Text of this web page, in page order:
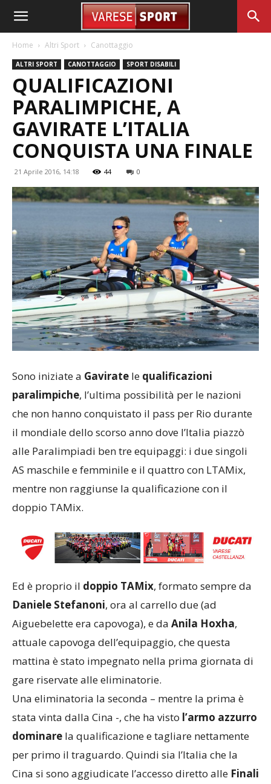
Home Altri Sport Canottaggio
ALTRI SPORT CANOTTAGGIO SPORT DISABILI
QUALIFICAZIONI
PARALIMPICHE, A
GAVIRATE L’ITALIA
CONQUISTA UNA FINALE
21 Aprile 2016, 14:18 44 0
Sono iniziate a Gavirate le qualificazioni
paralimpiche, l’ultima possibilità per le nazioni
che non hanno conquistato il pass per Rio durante
il mondiale dello scorso anno dove l’Italia piazzò
alle Paralimpiadi ben tre equipaggi: i due singoli
AS maschile e femminile e il quattro con LTAMix,
mentre non raggiunse la qualificazione con il
doppio TAMix.
Ed è proprio il doppio TAMix, formato sempre da
Daniele Stefanoni, ora al carrello due (ad
Aiguebelette era capovoga), e da Anila Hoxha,
attuale capovoga dell’equipaggio, che questa
mattina è stato impegnato nella prima giornata di
gare riservate alle eliminatorie.
Una eliminatoria la seconda – mentre la prima è
stata vinta dalla Cina -, che ha visto l’armo azzurro
dominare la qualificazione e tagliare nettamente
per primo il traguardo. Quindi sia l’Italia che la
Cina si sono aggiudicate l’accesso diretto alle Finali